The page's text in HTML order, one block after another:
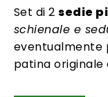
Set di 2sedie
schienale e
eventualmente
patina